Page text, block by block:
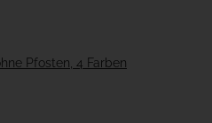
Pfosten, 4 Farben